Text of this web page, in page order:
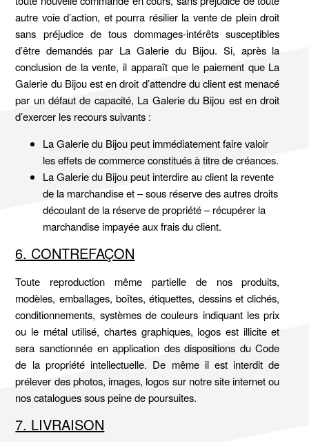
autre voie d’action, et pourra résilier la vente de plein droit
sans préjudice de tous dommages-intérêts susceptibles
d’être demandés par La Galerie du Bijou. Si, après la
conclusion de la vente, il apparaît que le paiement que La
Galerie du Bijou est en droit d’attendre du client est menacé
par un défaut de capacité, La Galerie du Bijou est en droit
d’exercer les recours suivants :
La Galerie du Bijou peut immédiatement faire valoir
les effets de commerce constitués à titre de créances.
La Galerie du Bijou peut interdire au client la revente
de la marchandise et – sous réserve des autres droits
découlant de la réserve de propriété – récupérer la
marchandise impayée aux frais du client.
6. CONTREFAÇON
Toute reproduction même partielle de nos produits,
modèles, emballages, boîtes, étiquettes, dessins et clichés,
conditionnements, systèmes de couleurs indiquant les prix
ou le métal utilisé, chartes graphiques, logos est illicite et
sera sanctionnée en application des dispositions du Code
de la propriété intellectuelle. De même il est interdit de
prélever des photos, images, logos sur notre site internet ou
nos catalogues sous peine de poursuites.
7. LIVRAISON